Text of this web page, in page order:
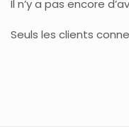
Il n’y a pas encore
Seuls les clients